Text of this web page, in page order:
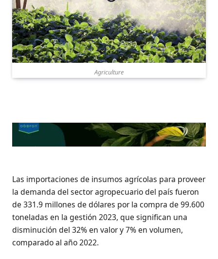
Agriculture
Las importaciones de insumos agrícolas para proveer
la demanda del sector agropecuario del país fueron
de 331.9 millones de dólares por la compra de 99.600
toneladas en la gestión 2023, que significan una
disminución del 32% en valor y 7% en volumen,
comparado al año 2022.